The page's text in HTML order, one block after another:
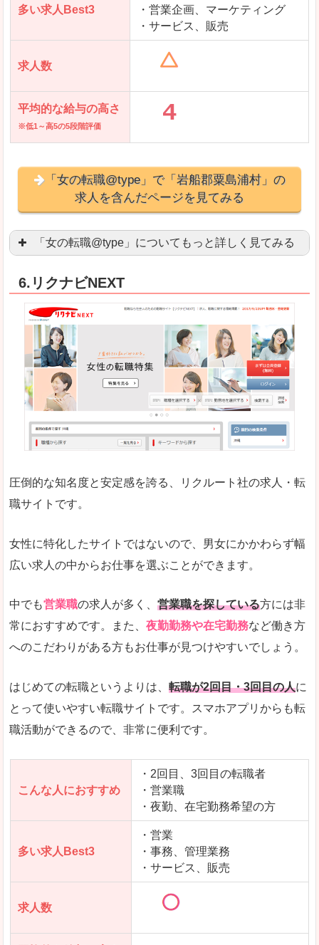
多い求人Best3
・営業企画、マーケティング
・サービス、販売
求人数
平均的な給与の高さ
※低1～高5の5段階評価
「女の転職@type」で「岩船郡粟島浦村」の
求人を含んだページを見てみる
「女の転職@type」についてもっと詳しく見てみる
良いところ
正社員求人が約80％、正社員で長く働きたい方に
働く女のワーク＆ライフマガジン「woman type
悪いところ
求人の掲載数が少ないです。
求人の掲載情報の文字が小さめで、少し見づらい
詳しい説明
女性でエンジニア職への転職をお考えの方は、こ
エンジニア職の求人においては、ほかにない専門
求人数が少ないので、逆に探しやすいといった一
求人を含んだページを見てみる
6.リクナビNEXT
圧倒的な知名度と安定感を誇る、リクルート社の求人・転
職サイトです。
女性に特化したサイトではないので、男女にかかわらず幅
広い求人の中からお仕事を選ぶことができます。
中でも営業職の求人が多く、 営業職を探している方には非
常におすすめです。また、 夜勤勤務や在宅勤務など働き方
へのこだわりがある方もお仕事が見つけやすいでしょう。
はじめての転職というよりは、 転職が2回目・3回目の人に
とって使いやすい転職サイトです。スマホアプリからも転
職活動ができるので、非常に便利です。
こんな人におすすめ
・2回目、3回目の転職者
・営業職
・夜勤、在宅勤務希望の方
多い求人Best3
・営業
・事務、管理業務
・サービス、販売
求人数